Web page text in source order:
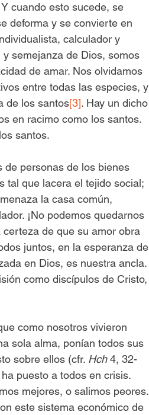
cuando esto sucede, se
deforma y se convierte en
calculador y
semejanza de Dios, somos
de amar. Nos olvidamos
entre todas las especies, y
de los santos[3]. Hay un dicho
en racimo como los santos.
santos.
de personas de los bienes
tal que lacera el tejido social;
la casa común,
¡No podemos quedarnos
de que su amor obra
juntos, en la esperanza de
en Dios, es nuestra ancla.
como discípulos de Cristo,
como nosotros vivieron
sola alma, ponían todos sus
sobre ellos (cfr. Hch 4, 32-
puesto a todos en crisis.
mejores, o salimos peores.
este sistema económico de